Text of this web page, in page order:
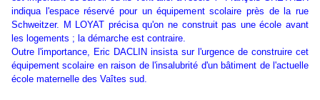
indiqua l'espace réservé pour un équipement scolaire près de la rue
Schweitzer. M LOYAT précisa qu'on ne construit pas une école avant
les logements ; la démarche est contraire.
Outre l'importance, Eric DACLIN insista sur l'urgence de construire cet
équipement scolaire en raison de l'insalubrité d'un bâtiment de l'actuelle
école maternelle des Vaîtes sud.